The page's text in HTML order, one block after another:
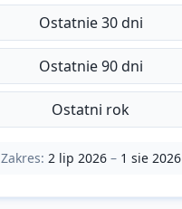
Ostatnie 30 dni
Ostatnie 90 dni
Ostatni rok
Zakres: 2 lip 2026– 1 sie 2026